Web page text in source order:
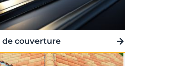
de couverture